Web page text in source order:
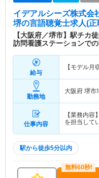
イデアルシーズ株式会
堺の言語聴覚士求人(正
【大阪府／堺市】駅チカ
訪問看護ステーションで
給与
【モデル月
勤務地
大阪府 堺市
仕事内容
【業務内
を担当して
駅から徒歩5分以内